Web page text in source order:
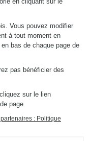
Vous pouvez modifier
à tout moment en
bas de chaque page de
pas bénéficier des
sur le lien
page.
: Politique